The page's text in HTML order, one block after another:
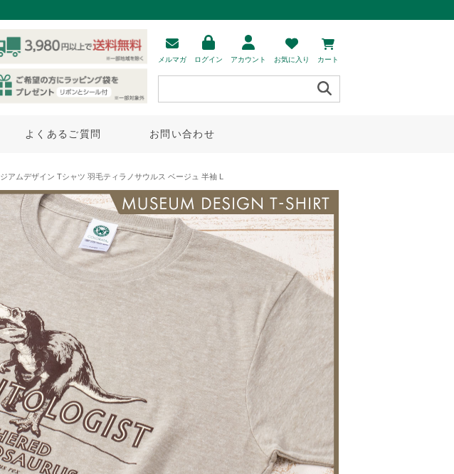
メルマガ ログイン アカウント お気に入り カート
よくあるご質問 お問い合わせ
アムデザイン Tシャツ 羽毛ティラノサウルス ベージュ 半袖 L